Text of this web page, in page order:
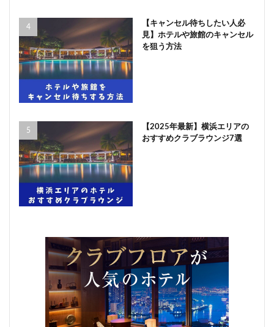
【キャンセル待ちしたい人必
見】ホテルや旅館のキャンセル
を狙う方法
【2025年最新】横浜エリアの
おすすめクラブラウンジ7選